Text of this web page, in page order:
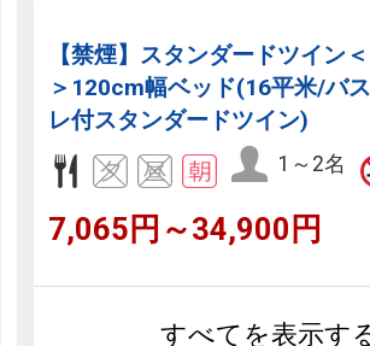
【禁煙】スタンダードツイン
＞120cm幅ベッド(16平米/バ
レ付スタンダードツイン)
1～2名
7,065円～34,900円
すべてを表示す